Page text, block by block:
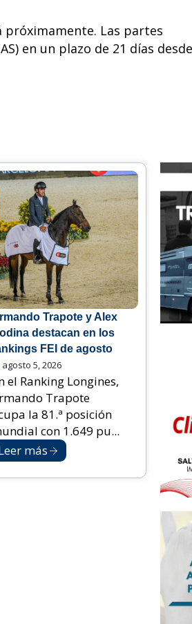
próximamente. Las partes
en un plazo de 21 días desde
Trapote y Alex
destacan en los
FEI de agosto
agosto 5, 2026
el Ranking Longines,
Trapote
la 81.ª posición
con 1.649 pu...
más